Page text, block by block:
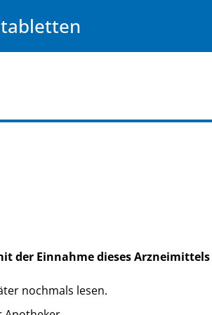
der Einnahme dieses Arzneimittels
nochmals lesen.